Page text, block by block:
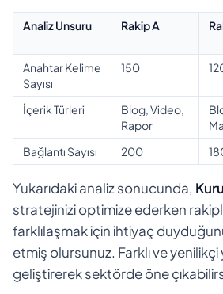
Analiz Unsuru Rakip A
Anahtar Kelime
Sayısı
150
İçerik Türleri
Blog, Video,
Rapor
Bağlantı Sayısı
200
Yukarıdaki analiz sonucunda,
stratejinizi optimize ederken
farklılaşmak için ihtiyaç
etmiş olursunuz. Farklı ve
geliştirerek sektörde öne